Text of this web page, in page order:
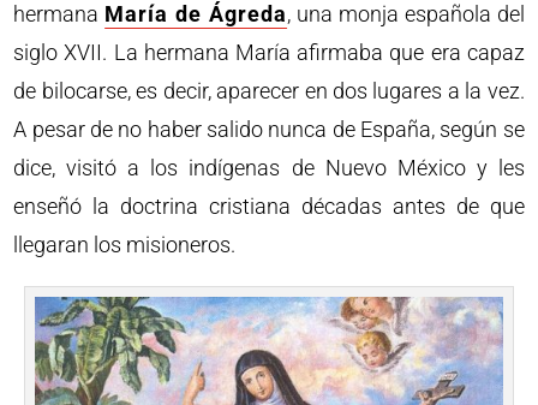
hermana María de Ágreda, una monja española del
siglo XVII. La hermana María afirmaba que era capaz
de bilocarse, es decir, aparecer en dos lugares a la vez.
A pesar de no haber salido nunca de España, según se
dice, visitó a los indígenas de Nuevo México y les
enseñó la doctrina cristiana décadas antes de que
llegaran los misioneros.